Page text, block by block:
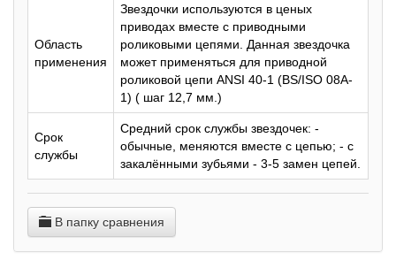
Область
применения
Звездочки используются в ценых
приводах вместе с приводными
роликовыми цепями. Данная звездочка
может применяться для приводной
роликовой цепи ANSI 40-1 (BS/ISO 08A-
1) ( шаг 12,7 мм.)
Срок
службы
Средний срок службы звездочек: -
обычные, меняются вместе с цепью; - с
закалёнными зубьями - 3-5 замен цепей.
В папку сравнения